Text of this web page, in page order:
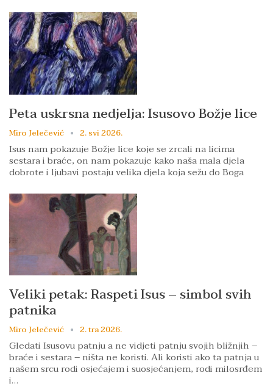
Peta uskrsna nedjelja: Isusovo Božje lice
Miro Jelečević 2. svi 2026.
Isus nam pokazuje Božje lice koje se zrcali na licima
sestara i braće, on nam pokazuje kako naša mala djela
dobrote i ljubavi postaju velika djela koja sežu do Boga
Veliki petak: Raspeti Isus – simbol svih
patnika
Miro Jelečević 2. tra 2026.
Gledati Isusovu patnju a ne vidjeti patnju svojih bližnjih –
braće i sestara – ništa ne koristi. Ali koristi ako ta patnja u
našem srcu rodi osjećajem i suosjećanjem, rodi milosrđem
i…